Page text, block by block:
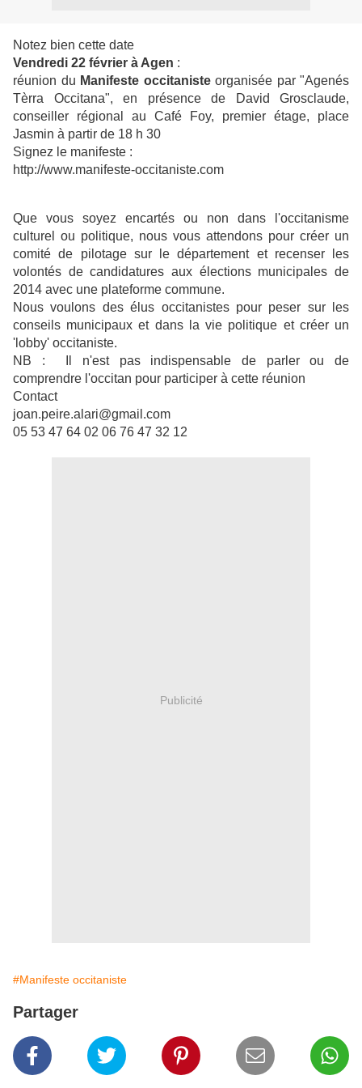
Notez bien cette date
Vendredi 22 février à Agen :
réunion du Manifeste occitanisteorganisée par "Agenés
Tèrra Occitana", en présence de David Grosclaude,
conseiller régional au Café Foy, premier étage, place
Jasmin à partir de 18 h 30
Signez le manifeste :
http://www.manifeste-occitaniste.com
Que vous soyez encartés ou non dans l'occitanisme
culturel ou politique, nous vous attendons pour créer un
comité de pilotage sur le département et recenser les
volontés de candidatures aux élections municipales de
2014 avec une plateforme commune.
Nous voulons des élus occitanistes pour peser sur les
conseils municipaux et dans la vie politique et créer un
'lobby' occitaniste.
NB : Il n'est pas indispensable de parler ou de
comprendre l'occitan pour participer à cette réunion
Contact
joan.peire.alari@gmail.com
05 53 47 64 02 06 76 47 32 12
Publicité
#Manifeste occitaniste
Partager